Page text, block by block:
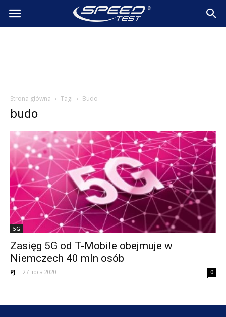
SpeedTest.pl
Strona główna Tagi Budo
budo
5G
Zasięg 5G od T-Mobile obejmuje w
Niemczech 40 mln osób
PJ - 27 lipca 2020 0